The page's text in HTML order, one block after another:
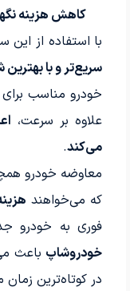
کاهش هزینه
با استفاده از
سریع‌تر و با
خودرو مناسب
علاوه بر سرعت،
می‌کند.
معاوضه خودرو
که می‌خواهند
فوری به خودرو
خودروشاپ باعث
در کوتاه‌ترین